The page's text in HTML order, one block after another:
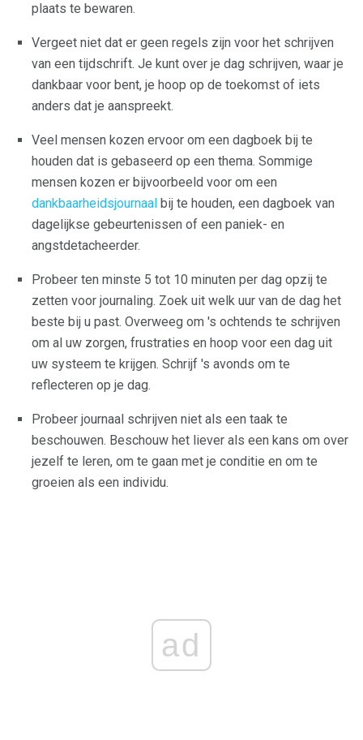
plaats te bewaren.
Vergeet niet dat er geen regels zijn voor het schrijven
van een tijdschrift. Je kunt over je dag schrijven, waar je
dankbaar voor bent, je hoop op de toekomst of iets
anders dat je aanspreekt.
Veel mensen kozen ervoor om een ​​dagboek bij te
houden dat is gebaseerd op een thema. Sommige
mensen kozen er bijvoorbeeld voor om een
dankbaarheidsjournaal bij te houden, een dagboek van
dagelijkse gebeurtenissen of een paniek- en
angstdetacheerder.
Probeer ten minste 5 tot 10 minuten per dag opzij te
zetten voor journaling. Zoek uit welk uur van de dag het
beste bij u past. Overweeg om 's ochtends te schrijven
om al uw zorgen, frustraties en hoop voor een dag uit
uw systeem te krijgen. Schrijf 's avonds om te
reflecteren op je dag.
Probeer journaal schrijven niet als een taak te
beschouwen. Beschouw het liever als een kans om over
jezelf te leren, om te gaan met je conditie en om te
groeien als een individu.
ad